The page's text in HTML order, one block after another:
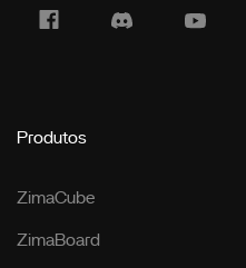
Produtos
ZimaCube
ZimaBoard